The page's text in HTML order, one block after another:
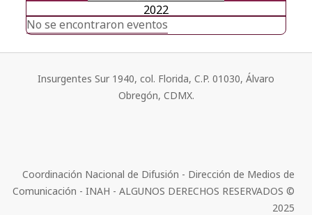
2022
No se encontraron eventos
Insurgentes Sur 1940, col. Florida, C.P. 01030, Álvaro
Obregón, CDMX.
Coordinación Nacional de Difusión - Dirección de Medios de
Comunicación - INAH - ALGUNOS DERECHOS RESERVADOS ©
2025